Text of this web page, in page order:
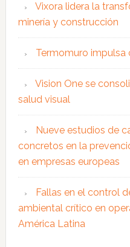
Vixora lidera la
minería y construcción
Termomuro
Vision One se
salud visual
Nueve estudios de
concretos en la
en empresas europeas
Fallas en el control
ambiental crítico en
América Latina